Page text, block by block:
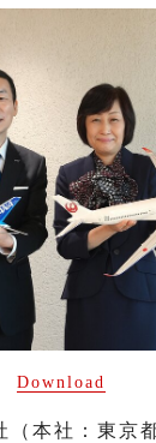
Download
本社：東京